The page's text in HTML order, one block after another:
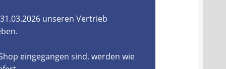
unseren Vertrieb
eingegangen sind, werden wie